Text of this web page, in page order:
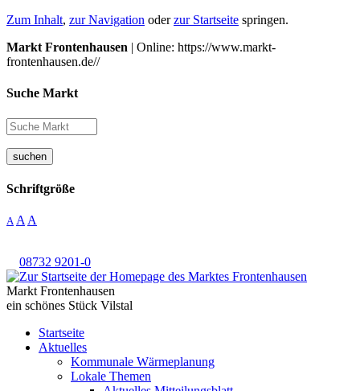
Zum Inhalt, zur Navigation oderzur Startseite springen.
Markt Frontenhausen | Online: https://www.markt-
frontenhausen.de//
Suche Markt
suchen
Schriftgröße
A A A
08732 9201-0
Markt Frontenhausen
ein schönes Stück Vilstal
Startseite
Aktuelles
Kommunale Wärmeplanung
Lokale Themen